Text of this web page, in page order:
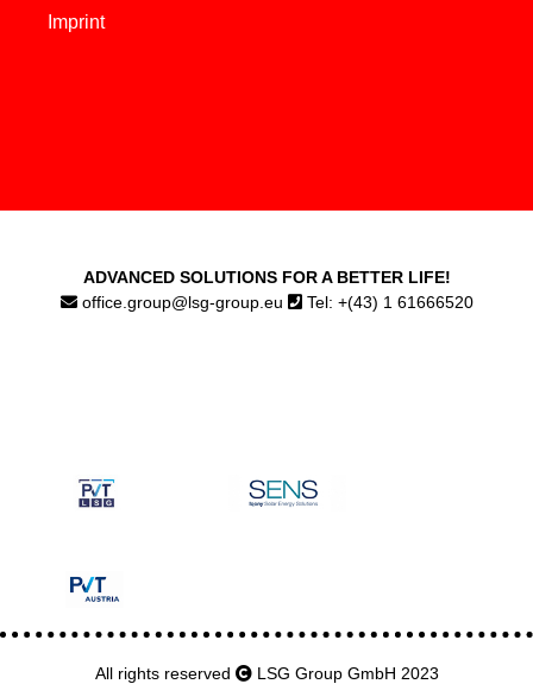
Imprint
ADVANCED SOLUTIONS FOR A BETTER LIFE!
office.group@lsg-group.eu
Tel: +(43) 1 61666520
All rights reserved LSG Group GmbH 2023